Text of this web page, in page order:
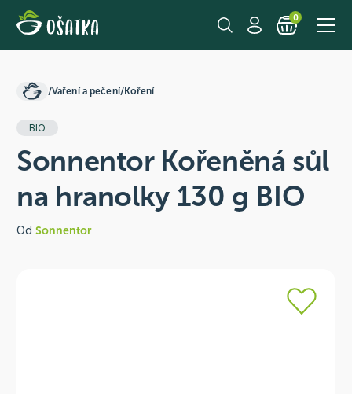
0
/Vaření a pečení/Koření
BIO
Sonnentor Kořeněná sůl
na hranolky 130 g BIO
Od Sonnentor